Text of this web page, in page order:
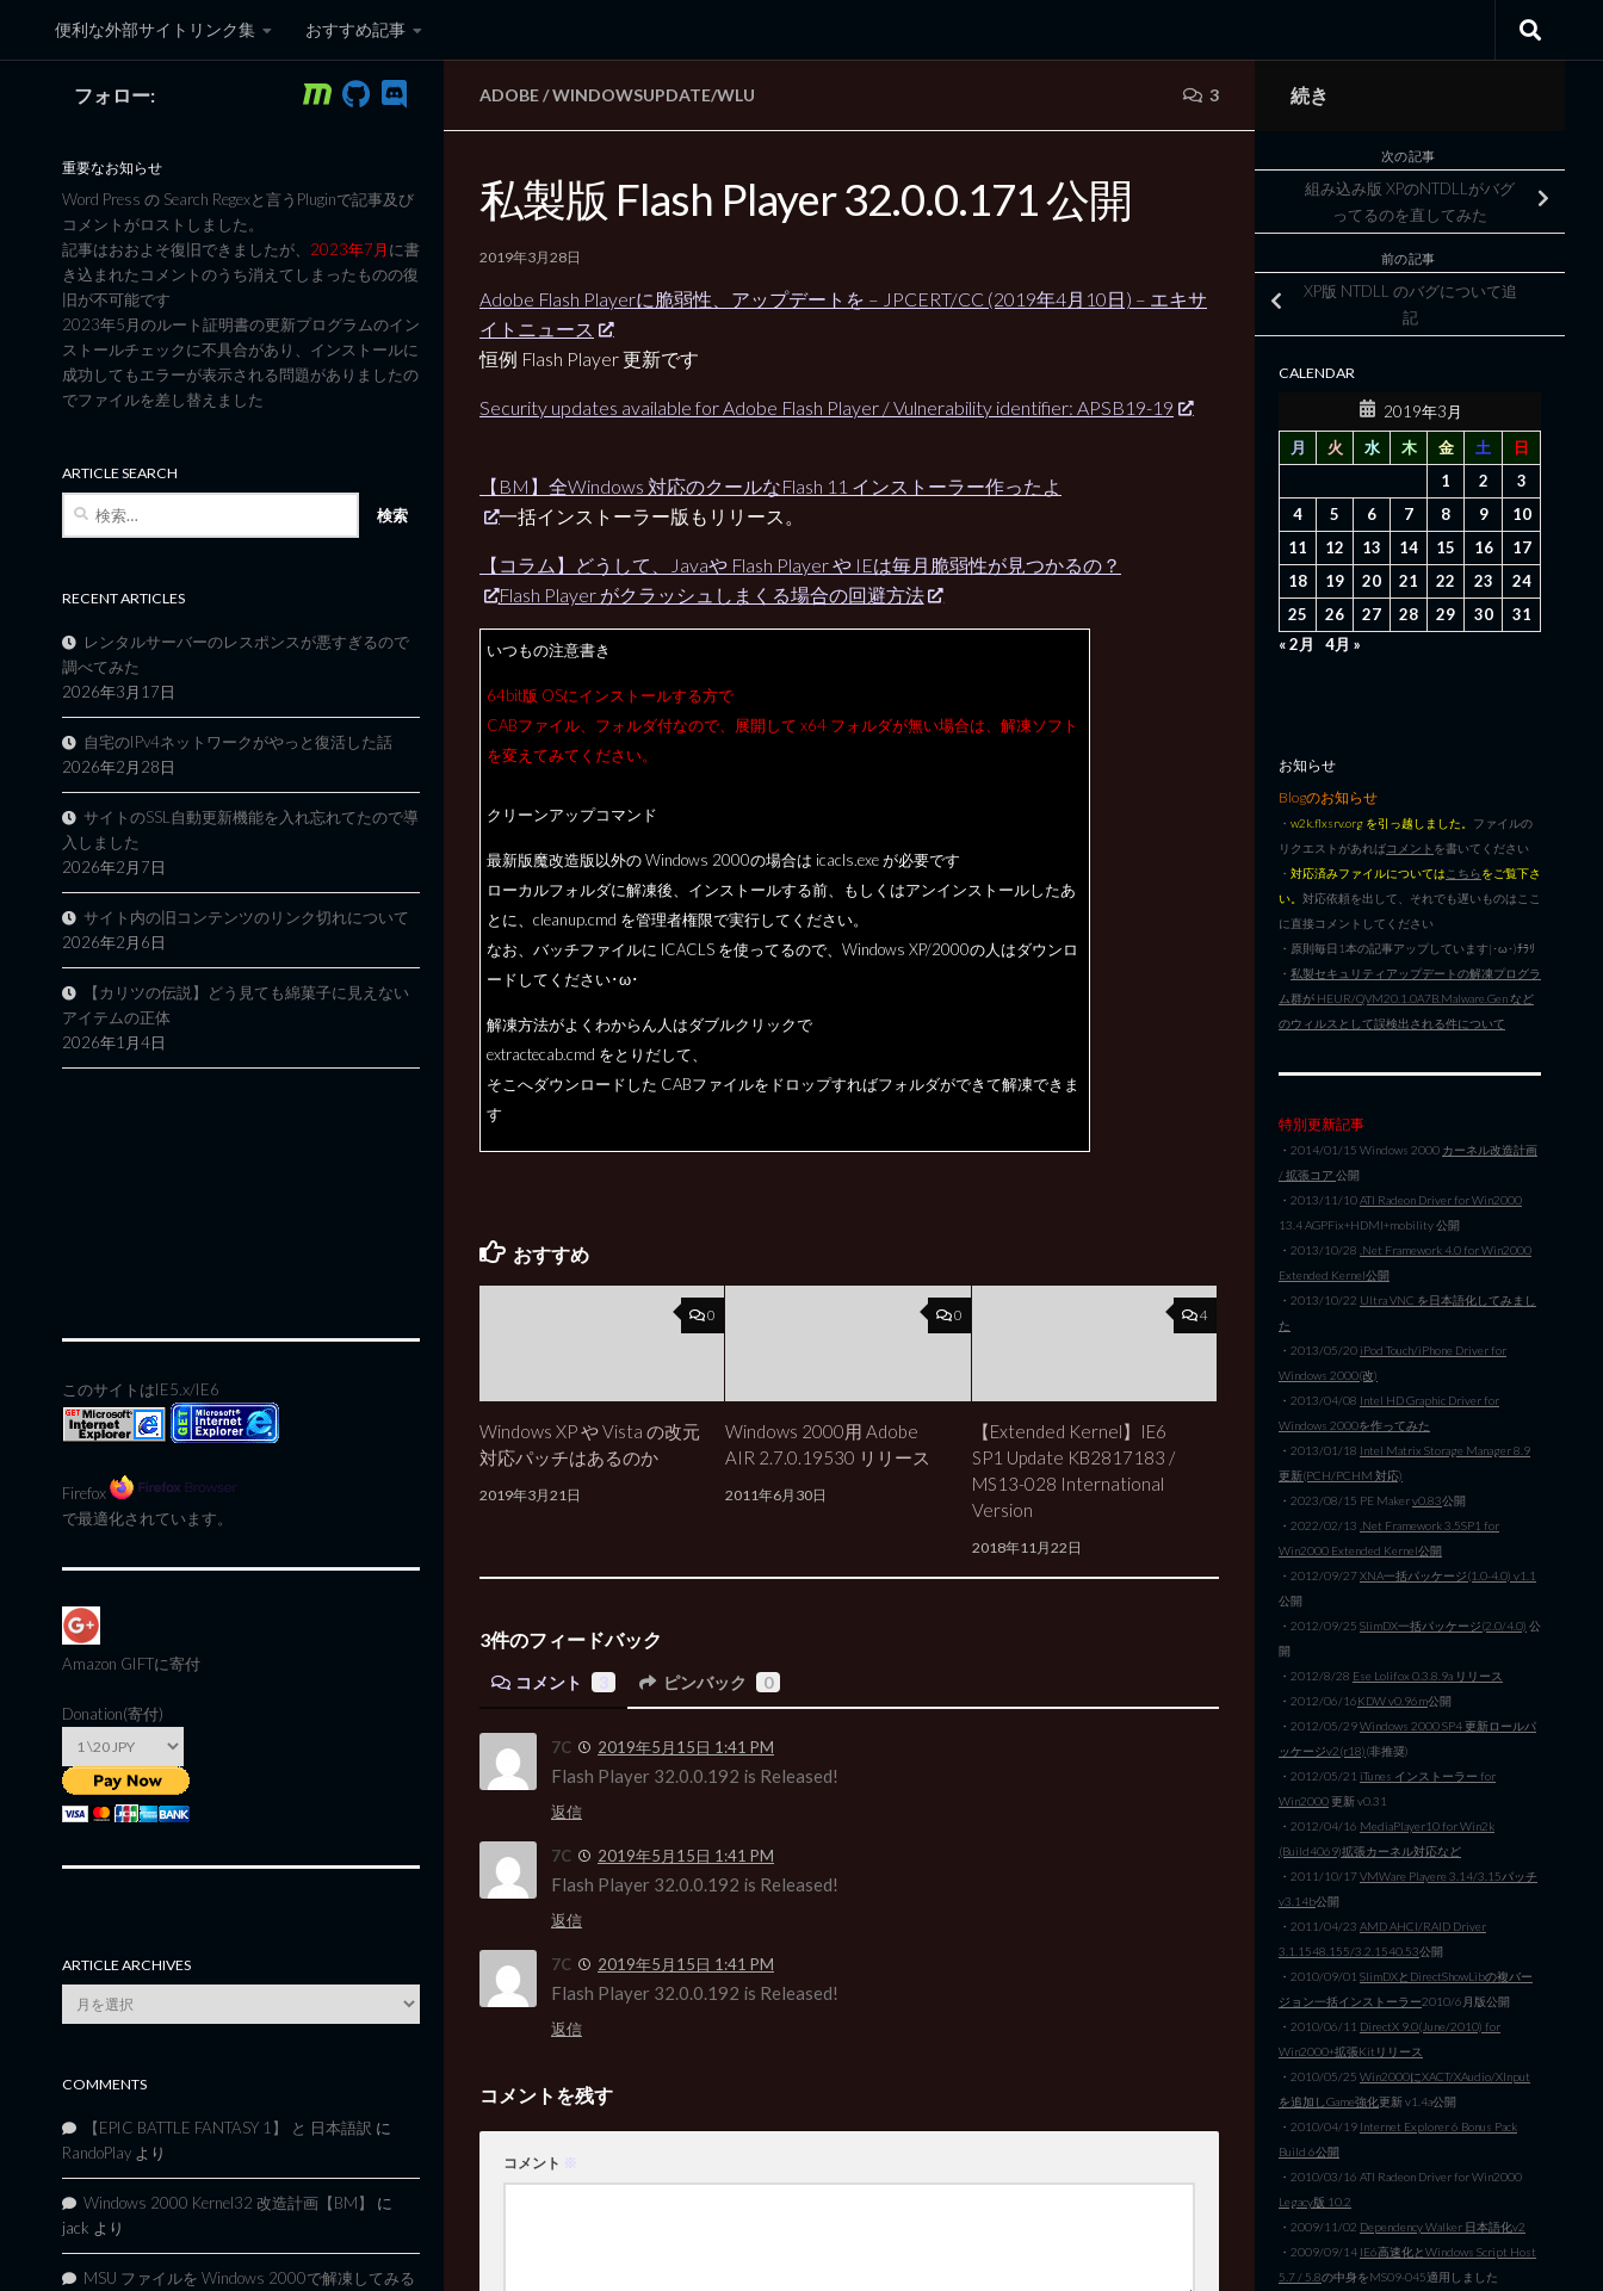
コンテンツへスキップ
便利な外部サイトリンク集 おすすめ記事
黒翼猫のコンピュータ日記 3rd Edition
ADOBE/WINDOWSUPDATE/WLU 3
私製版 Flash Player 32.0.0.171 公開
2019年3月28日
Adobe Flash Playerに脆弱性、アップデートを – JPCERT/CC (2019年4月10日) – エキサ
イトニュース
恒例 Flash Player 更新です
Security updates available for Adobe Flash Player / Vulnerability identifier: APSB19-19
【BM】全Windows 対応のクールなFlash 11 インストーラー作ったよ
一括インストーラー版もリリース。
【コラム】どうして、Javaや Flash Player や IEは毎月脆弱性が見つかるの？
Flash Player がクラッシュしまくる場合の回避方法
いつもの注意書き
64bit版 OSにインストールする方で
CABファイル、フォルダ付なので、展開して x64 フォルダが無い場合は、解凍ソフト
を変えてみてください。
クリーンアップコマンド
最新版魔改造版以外の Windows 2000の場合は icacls.exe が必要です
ローカルフォルダに解凍後、インストールする前、もしくはアンインストールしたあ
とに、cleanup.cmd を管理者権限で実行してください。
なお、バッチファイルに ICACLS を使ってるので、Windows XP/2000の人はダウンロ
ードしてください･ω･
解凍方法がよくわからん人はダブルクリックで
extractecab.cmd をとりだして、
そこへダウンロードした CABファイルをドロップすればフォルダができて解凍できま
す
おすすめ
0
Windows XP や Vista の改元
対応パッチはあるのか
2019年3月21日
0
Windows 2000用 Adobe
AIR 2.7.0.19530 リリース
2011年6月30日
4
【Extended Kernel】IE6
SP1 Update KB2817183 /
MS13-028 International
Version
2018年11月22日
3件のフィードバック
コメント ピンバック 0
7C 2019年5月15日 1:41 PM
Flash Player 32.0.0.192 is Released!
返信
7C 2019年5月15日 1:41 PM
Flash Player 32.0.0.192 is Released!
返信
7C 2019年5月15日 1:41 PM
Flash Player 32.0.0.192 is Released!
返信
コメントを残す
コメント ※
フォロー:
重要なお知らせ
Word Press の Search Regexと言うPluginで記事及び
コメントがロストしました。
記事はおおよそ復旧できましたが、 2023年7月に書
き込まれたコメントのうち消えてしまったものの復
旧が不可能です
2023年5月のルート証明書の更新プログラムのイン
ストールチェックに不具合があり、インストールに
成功してもエラーが表示される問題がありましたの
でファイルを差し替えました
ARTICLE SEARCH
RECENT ARTICLES
レンタルサーバーのレスポンスが悪すぎるので
調べてみた
2026年3月17日
自宅のIPv4ネットワークがやっと復活した話
2026年2月28日
サイトのSSL自動更新機能を入れ忘れてたので導
入しました
2026年2月7日
サイト内の旧コンテンツのリンク切れについて
2026年2月6日
【カリツの伝説】どう見ても綿菓子に見えない
アイテムの正体
2026年1月4日
このサイトはIE5.x/IE6
Firefox
で最適化されています。
Amazon GIFTに寄付
Donation(寄付)
ARTICLE ARCHIVES
Article
Archives
COMMENTS
【EPIC BATTLE FANTASY 1】 と 日本語訳 に
RandoPlay より
Windows 2000 Kernel32 改造計画【BM】
に
jack より
MSU ファイルを Windows 2000で解凍してみる
続き
次の記事
組み込み版 XPのNTDLLがバグ
ってるのを直してみた
前の記事
XP版 NTDLL のバグについて追
記
CALENDAR
2019年3月
月
火 水 木 金 土
日
1
2
3
4
5 6 7 8 9
10
11
12 13 14 15 16
17
18
19 20 21 22 23
24
25
26 27 28 29 30
31
« 2月
4月 »
お知らせ
Blogのお知らせ
・ w2k.flxsrv.org を引っ越しました。 ファイルの
リクエストがあればコメント を書いてください
・ 対応済みファイルについては こちらをご覧下さ
い。 対応依頼を出して、それでも遅いものはここ
に直接コメントしてください
・原則毎日1本の記事アップしています|･ω･)ﾁﾗﾘ
・ 私製セキュリティアップデートの解凍プログラ
ム群が HEUR/QVM20.1.0A7B.Malware.Gen など
のウィルスとして誤検出される件について
特別更新記事
・2014/01/15 Windows 2000 カーネル改造計画
/ 拡張コア 公開
・2013/11/10ATI Radeon Driver for Win2000
13.4 AGPFix+HDMI+mobility 公開
・2013/10/28 .Net Framework 4.0 for Win2000
Extended Kernel公開
・2013/10/22 Ultra VNC を日本語化してみまし
た
・2013/05/20 iPod Touch/iPhone Driver for
Windows 2000(改)
・2013/04/08 Intel HD Graphic Driver for
Windows 2000を作ってみた
・2013/01/18 Intel Matrix Storage Manager 8.9
更新(PCH/PCHM 対応)
・2023/08/15 PE Makerv0.83公開
・2022/02/13 .Net Framework 3.5SP1 for
Win2000 Extended Kernel公開
・2012/09/27XNA一括パッケージ(1.0-4.0) v1.1
公開
・2012/09/25 SlimDX一括パッケージ(2.0/4.0) 公
開
・2012/8/28 Ese Lolifox 0.3.8.9a リリース
・2012/06/16KDW v0.96m公開
・2012/05/29Windows 2000 SP4 更新ロールパ
ッケージv2(r18)(非推奨)
・2012/05/21 iTunes インストーラー for
Win2000更新 v0.31
・2012/04/16 MediaPlayer10 for Win2k
(Build4069)拡張カーネル対応など
・2011/10/17VMWare Playere 3.14/3.15パッチ
v3.14b公開
・2011/04/23 AMD AHCI/RAID Driver
3.1.1548.155/3.2.1540.53公開
・2010/09/01 SlimDXとDirectShowLibの複バー
ジョン一括インストーラー2010/6月版公開
・2010/06/11 DirectX 9.0(June/2010) for
Win2000+拡張Kitリリース
・2010/05/25 Win2000にXACT/XAudio/XInput
を追加しGame強化更新 v1.4a公開
・2010/04/19 Internet Explorer 6 Bonus Pack
Build 6公開
・2010/03/16 ATI Radeon Driver for Win2000
Legacy版 10.2
・2009/11/02 Dependency Walker 日本語化v2
・2009/09/14 IE6高速化とWindows Script Host
5.7 / 5.8の中身をMS09-045適用しました